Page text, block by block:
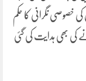
خصوصی نگرانی کا حکم
کی بھی ہدایت کی گئی